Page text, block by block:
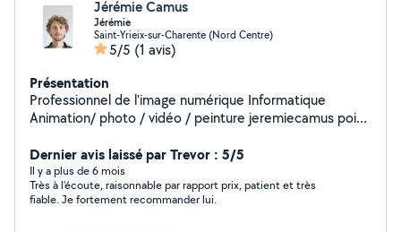
Jérémie Camus
Jérémie
Saint-Yrieix-sur-Charente (Nord Centre)
5/5 (1 avis)
Présentation
Professionnel de l'image numérique Informatique
Animation/ photo / vidéo / peinture jeremiecamus point
Dernier avis laissé par Trevor : 5/5
Il y a plus de 6 mois
Très à l'écoute, raisonnable par rapport prix, patient et très
fiable. Je fortement recommander lui.